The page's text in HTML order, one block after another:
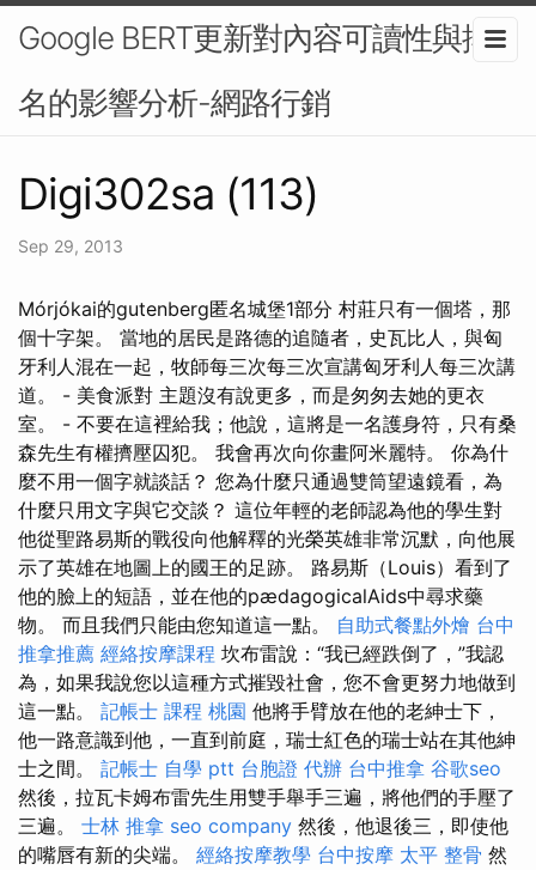
Google BERT更新對內容可讀性與排
名的影響分析-網路行銷
Digi302sa (113)
Sep 29, 2013
Mórjókai的gutenberg匿名城堡1部分 村莊只有一個塔，那
個十字架。 當地的居民是路德的追隨者，史瓦比人，與匈
牙利人混在一起，牧師每三次每三次宣講匈牙利人每三次講
道。 - 美食派對 主題沒有說更多，而是匆匆去她的更衣
室。 - 不要在這裡給我；他說，這將是一名護身符，只有桑
森先生有權擠壓囚犯。 我會再次向你畫阿米麗特。 你為什
麼不用一個字就談話？ 您為什麼只通過雙筒望遠鏡看，為
什麼只用文字與它交談？ 這位年輕的老師認為他的學生對
他從聖路易斯的戰役向他解釋的光榮英雄非常沉默，向他展
示了英雄在地圖上的國王的足跡。 路易斯（Louis）看到了
他的臉上的短語，並在他的pædagogicalAids中尋求藥
物。 而且我們只能由您知道這一點。 自助式餐點外燴 台中
推拿推薦 經絡按摩課程 坎布雷說：“我已經跌倒了，”我認
為，如果我說您以這種方式摧毀社會，您不會更努力地做到
這一點。 記帳士 課程 桃園 他將手臂放在他的老紳士下，
他一路意識到他，一直到前庭，瑞士紅色的瑞士站在其他紳
士之間。 記帳士 自學 ptt 台胞證 代辦 台中推拿 谷歌seo
然後，拉瓦卡姆布雷先生用雙手舉手三遍，將他們的手壓了
三遍。 士林 推拿 seo company 然後，他退後三，即使他
的嘴唇有新的尖端。 經絡按摩教學 台中按摩 太平 整骨 然